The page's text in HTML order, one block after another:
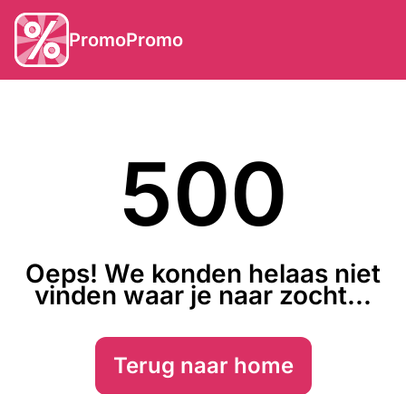
PromoPromo
500
Oeps! We konden helaas niet
vinden waar je naar zocht...
Terug naar home